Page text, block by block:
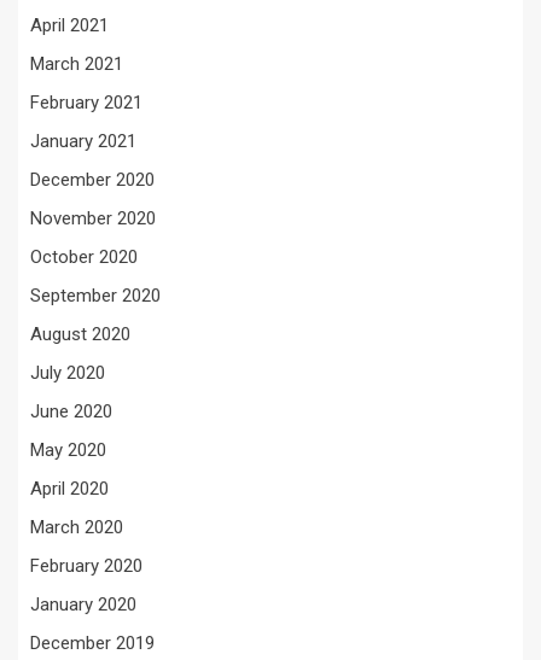
April 2021
March 2021
February 2021
January 2021
December 2020
November 2020
October 2020
September 2020
August 2020
July 2020
June 2020
May 2020
April 2020
March 2020
February 2020
January 2020
December 2019